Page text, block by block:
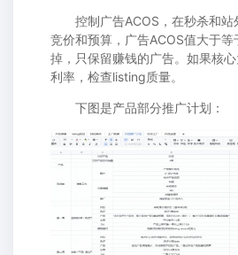
控制广告ACOS，在秒杀和站
竞价和预算，广告ACOS值大于等
掉，只保留赚钱的广告。如果核
利率，检查listing质量。
下图是产品部分推广计划：